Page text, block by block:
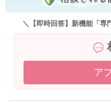
＼【即時回答】新機能「専
ア